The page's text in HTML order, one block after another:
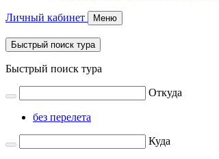
Личный кабинет Меню
Быстрый поиск тура
Быстрый поиск тура
Откуда
без перелета
Куда